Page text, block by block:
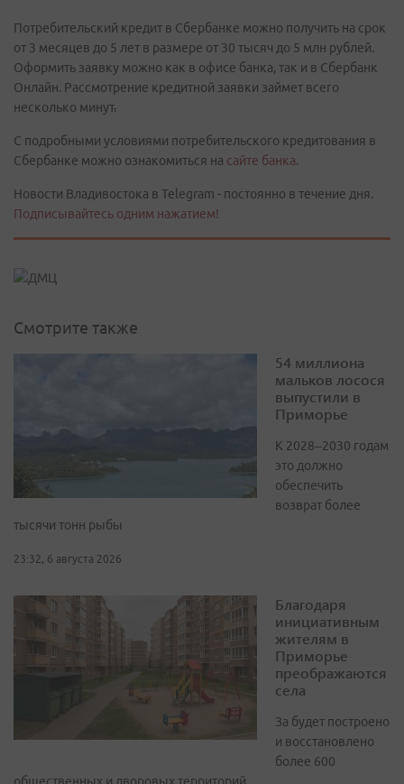
Потребительский кредит в Сбербанке можно получить на срок
от 3 месяцев до 5 лет в размере от 30 тысяч до 5 млн рублей.
Оформить заявку можно как в офисе банка, так и в Сбербанк
Онлайн. Рассмотрение кредитной заявки займет всего
несколько минут.
С подробными условиями потребительского кредитования в
Сбербанке можно ознакомиться на сайте банка.
Новости Владивостока в Telegram - постоянно в течение дня.
Подписывайтесь одним нажатием!
Смотрите также
54 миллиона
мальков лосося
выпустили в
Приморье
К 2028–2030 годам
это должно
обеспечить
возврат более
тысячи тонн рыбы
23:32, 6 августа 2026
Благодаря
инициативным
жителям в
Приморье
преображаются
села
За будет построено
и восстановлено
более 600